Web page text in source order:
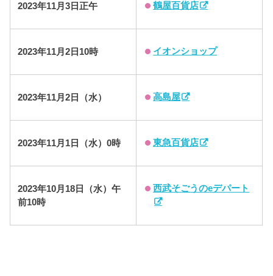
2023年11月3日正午 鶴屋百貨店
2023年11月2日10時 イオンショップ
2023年11月2日（水） 高島屋
2023年11月1日（水）0時 東急百貨店
2023年10月18日（水）午
前10時
西武そごうのeデパート